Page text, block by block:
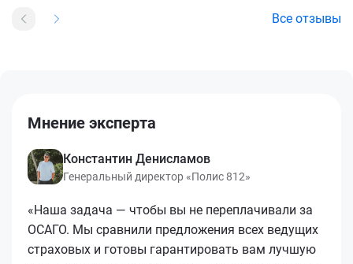
Все отзывы
Мнение эксперта
Константин Денисламов
Генеральный директор «Полис 812»
«Наша задача — чтобы вы не переплачивали за
ОСАГО. Мы сравнили предложения всех ведущих
страховых и готовы гарантировать вам лучшую